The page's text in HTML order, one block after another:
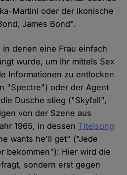
Martini oder der ikonische
James Bond".
denen eine Frau einfach
wurde, um ihr mittels Sex
Informationen zu entlocken
"Spectre") oder der Agent
Dusche stieg ("Skyfall",
von der Szene aus
1965, in dessen Titelsong
wants he'll get" ("Jede
bekommen"): Hier wird die
sondern erst gegen